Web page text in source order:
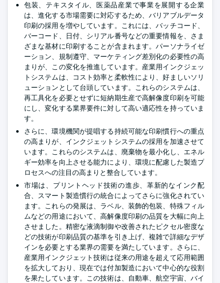
包装、テキスタイル、医薬品産業で事業を展開する企業
は、進化する市場需要に対応するため、バリアブルデータ
印刷の採用を増やしています。これには、バッチコード、
バーコード、日付、シリアル番号などの重要情報を、さま
ざまな基材に印刷することが含まれます。パーソナライゼ
ーション、規制遵守、マーケティング差別化の必要性の高
まりが、この変化を推進しています。産業用インクジェッ
トシステムは、コスト効率と柔軟性により、好ましいソリ
ューションとして台頭しています。これらのシステムは、
再工具化を必要とせずに短納期生産で高解像度印刷を可能
にし、変化する業界要件に対して高い適応性を持っていま
す。
さらに、環境機関が提唱する持続可能な印刷慣行への重点
の高まりが、インクジェットシステムの採用を加速させて
います。これらのシステムは、廃棄物を最小化し、エネル
ギー効率を向上させる能力により、環境に配慮した製造プ
ロセスへの注目の高まりと整合しています。
市場は、プリントヘッド技術の進歩、革新的なインク配
合、スマート製造慣行の統合によってさらに強化されてい
ます。これらの発展は、ラベル、装飾的包装、特殊フィル
ムなどの用途において、高解像度印刷の品質を大幅に向上
させました。精密な液滴制御や改善されたピクセル密度な
どの技術が印刷品質の基準を引き上げ、複雑で詳細なデザ
インを必要とする業界の需要を満たしています。さらに、
産業用インクジェット技術は従来の用途を超えて応用範囲
を拡大しており、現在では付加製造において中心的な役割
を果たしています。この技術は、自動車、航空宇宙、バイ